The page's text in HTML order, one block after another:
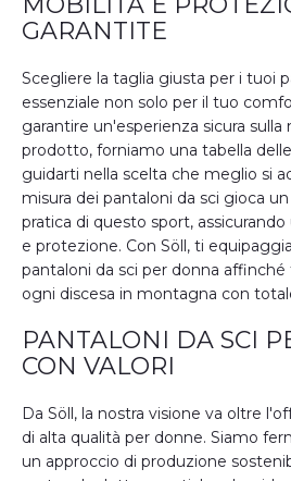
GARANTITE
Scegliere la taglia giusta per i tuoi
essenziale non solo per il tuo
garantire un'esperienza sicura
prodotto, forniamo una tabella
guidarti nella scelta che meglio si
misura dei pantaloni da sci gioca
pratica di questo sport,
e protezione. Con Söll, ti
pantaloni da sci per donna
ogni discesa in montagna con
PANTALONI DA SCI
CON VALORI
Da Söll, la nostra visione va oltre
di alta qualità per donne. Siamo
un approccio di produzione